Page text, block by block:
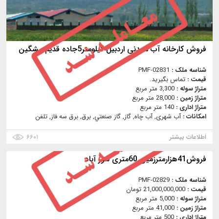
فروش کارخانه آب معدنی اردبیل کیلومتر5جاده قدیم مشگین
شناسه ملک : PMF-02831
قیمت : تماس بگیرید.
متراژ سوله : 3,300 متر مربع
متراژ زمین : 28,000 متر مربع
متراژ اداری : 140 متر مربع
امکانات :آب شهری, آب چاه, گاز, گاز صنعتي, برق, برق سه فاز, تلفن
اطلاعات بیشتر
۶۶۰۱
فروش41هزارمترزمین 60متری شور آباد
شناسه ملک : PMF-02829
قیمت : 21,000,000,000 تومان
متراژ سوله : 5,000 متر مربع
متراژ زمین : 41,000 متر مربع